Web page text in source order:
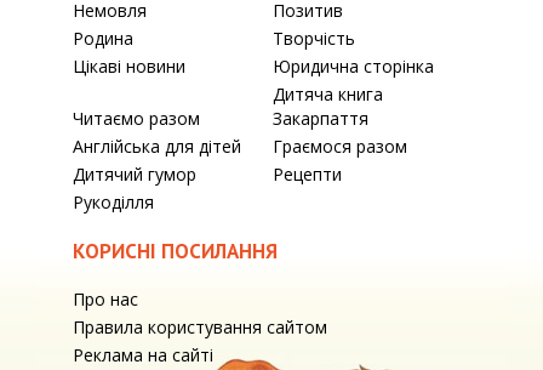
Немовля
Позитив
Родина
Творчість
Цікаві новини
Юридична сторінка
Читаємо разом
Дитяча книга
Закарпаття
Англійська для дітей
Граємося разом
Дитячий гумор
Рецепти
Рукоділля
КОРИСНІ ПОСИЛАННЯ
Про нас
Правила користування сайтом
Реклама на сайті